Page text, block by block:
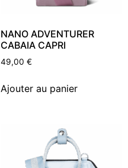
NANO ADVENTURER
CABAIA CAPRI
49,00 €
Ajouter au panier